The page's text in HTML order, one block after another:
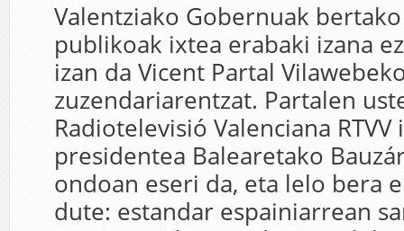
Valentziako Gobernuak
publikoak ixtea erabaki izana
izan da Vicent Partal
zuzendariarentzat. Partalen
Radiotelevisió Valenciana RTVV
presidentea Balearetako
ondoan eseri da, eta lelo bera
dute: estandar espainiarrean